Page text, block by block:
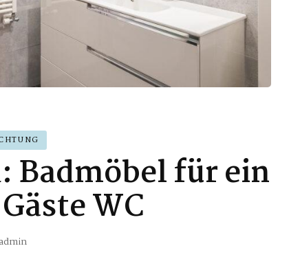
Badmöbel für ein
WC
admin